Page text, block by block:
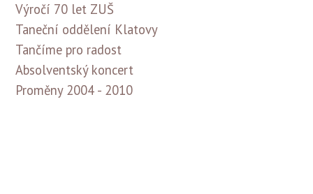
Výročí 70 let ZUŠ
Taneční oddělení Klatovy
Tančíme pro radost
Absolventský koncert
Proměny 2004 - 2010